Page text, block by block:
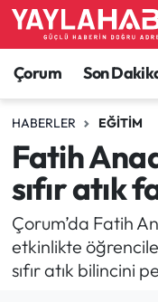
Çorum Son
HABERLER EĞITIM
Fatih
sıfır atık
Çorum’da Fatih
etkinlikte
sıfır atık bilincini
Alaca
Bayat Haberleri
Bilgi - Keşfet
Bilim ve
Boğazkale
Çorum Nöbetçi
Çorum Hava
Çorum Namaz
Çorum Trafik
TFF 1.Lig Puan